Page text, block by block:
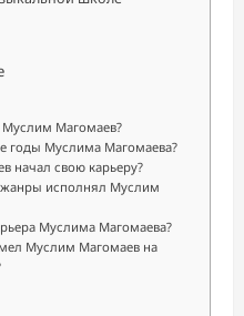
Муслим Магомаев?
годы Муслима Магомаева?
начал свою карьеру?
исполнял Муслим
Муслима Магомаева?
Муслим Магомаев на